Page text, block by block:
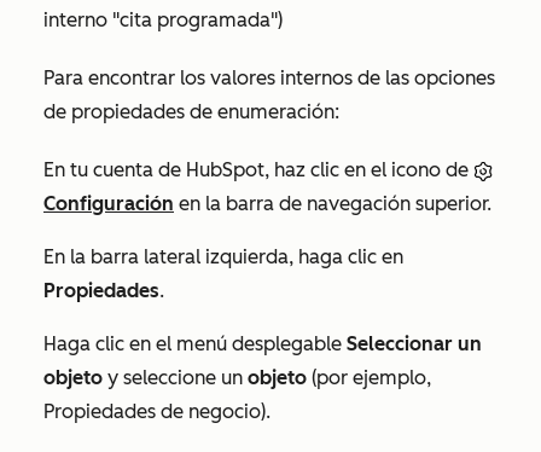
interno "cita programada")
Para encontrar los valores internos de las opciones
de propiedades de enumeración:
En tu cuenta de HubSpot, haz clic en el icono de
Configuración en la barra de navegación superior.
En la barra lateral izquierda, haga clic en
Propiedades.
Haga clic en el menú desplegable Seleccionar un
objeto y seleccione un objeto (por ejemplo,
Propiedades de negocio).